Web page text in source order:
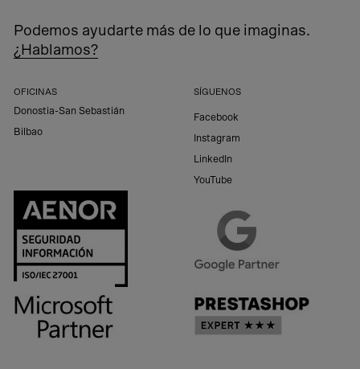
Podemos ayudarte más de lo que imaginas.
¿Hablamos?
OFICINAS
Donostia-San Sebastián
Bilbao
SÍGUENOS
Facebook
Instagram
LinkedIn
YouTube